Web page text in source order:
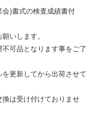
会)書式の検査成績書付
いします。
可品となります事をご了
更新してから出荷させて
は受け付けておりませ